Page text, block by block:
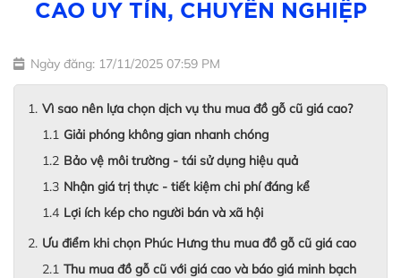
CAO UY TÍN, CHUYÊN NGHIỆP
Ngày đăng: 17/11/2025 07:59 PM
Vì sao nên lựa chọn dịch vụ thu mua đồ gỗ cũ giá cao?
Giải phóng không gian nhanh chóng
Bảo vệ môi trường - tái sử dụng hiệu quả
Nhận giá trị thực - tiết kiệm chi phí đáng kể
Lợi ích kép cho người bán và xã hội
Ưu điểm khi chọn Phúc Hưng thu mua đồ gỗ cũ giá cao
Thu mua đồ gỗ cũ với giá cao và báo giá minh bạch